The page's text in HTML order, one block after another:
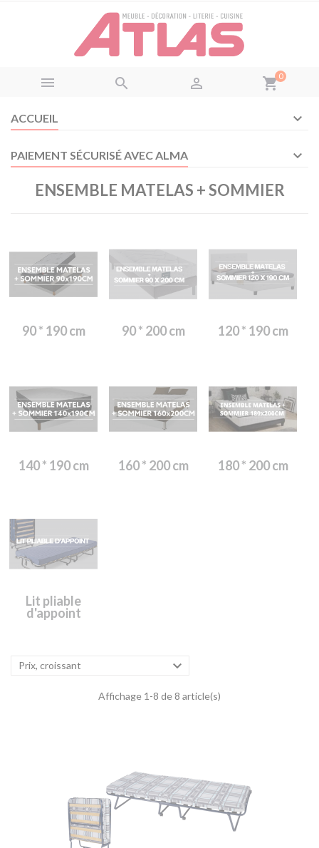
   shopping_cart0
ACCUEIL
PAIEMENT SÉCURISÉ AVEC ALMA
ENSEMBLE MATELAS + SOMMIER
90 * 190 cm 90 * 200 cm 120 * 190 cm
140 * 190 cm 160 * 200 cm 180 * 200 cm
Lit pliable
d'appoint
Prix, croissant 
Affichage 1-8 de 8 article(s)